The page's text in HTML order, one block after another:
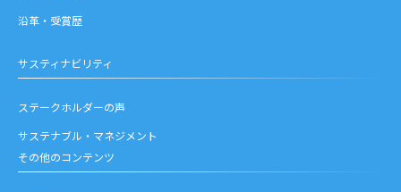
沿革・受賞歴
サスティナビリティ
ステークホルダーの声
サステナブル・マネジメント
その他のコンテンツ